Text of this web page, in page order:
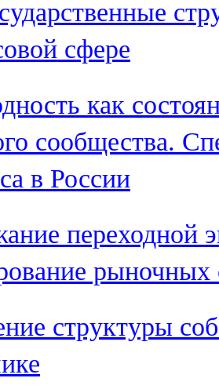
сфере
как
сообщества.
в России
переходной
рыночных
структуры